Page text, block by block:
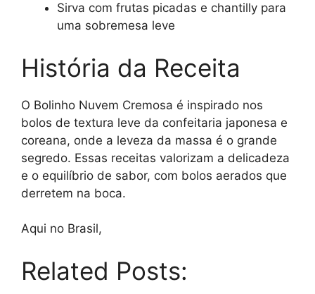
Sirva com frutas picadas e chantilly para
uma sobremesa leve
História da Receita
O Bolinho Nuvem Cremosa é inspirado nos
bolos de textura leve da confeitaria japonesa e
coreana, onde a leveza da massa é o grande
segredo. Essas receitas valorizam a delicadeza
e o equilíbrio de sabor, com bolos aerados que
derretem na boca.
Aqui no Brasil,
Related Posts: